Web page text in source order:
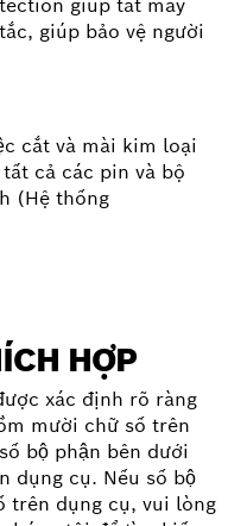
giúp bảo vệ người
cắt và mài kim loại
cả các pin và bộ
(Hệ thống
HỢP
xác định rõ ràng
mười chữ số trên
bộ phận bên dưới
dụng cụ. Nếu số bộ
trên dụng cụ, vui lòng